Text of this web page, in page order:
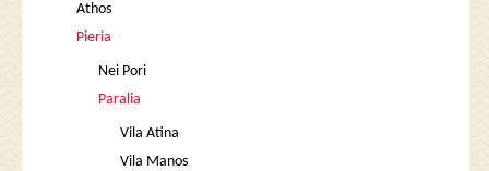
Athos
Pieria
Nei Pori
Paralia
Vila Atina
Vila Manos